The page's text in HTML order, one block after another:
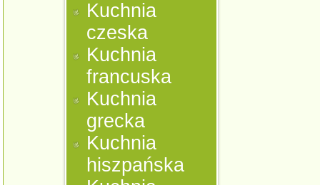
Kuchnia
czeska
Kuchnia
francuska
Kuchnia
grecka
Kuchnia
hiszpańska